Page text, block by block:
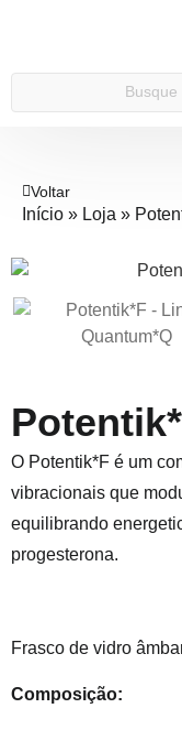
Voltar
Início » Loja »
O Potentik*F é um
vibracionais que
equilibrando
progesterona.
Frasco de vidro
Composição: